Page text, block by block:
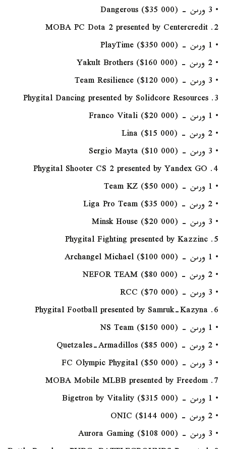
• 3 ورىن - Dangerous ($35 000)
2. MOBA PC Dota 2 presented by Centercredit
• 1 ورىن - PlayTime ($350 000)
• 2 ورىن - Yakult Brothers ($160 000)
• 3 ورىن - Team Resilience ($120 000)
3. Phygital Dancing presented by Solidcore Resources
• 1 ورىن - Franco Vitali ($20 000)
• 2 ورىن - Lina ($15 000)
• 3 ورىن - Sergio Mayta ($10 000)
4. Phygital Shooter CS 2 presented by Yandex GO
• 1 ورىن - Team KZ ($50 000)
• 2 ورىن - Liga Pro Team ($35 000)
• 3 ورىن - Minsk House ($20 000)
5. Phygital Fighting presented by Kazzinc
• 1 ورىن - Archangel Michael ($100 000)
• 2 ورىن - NEFOR TEAM ($80 000)
• 3 ورىن - RCC ($70 000)
6. Phygital Football presented by Samruk-Kazyna
• 1 ورىن - NS Team ($150 000)
• 2 ورىن - Quetzales-Armadillos ($85 000)
• 3 ورىن - FC Olympic Phygital ($50 000)
7. MOBA Mobile MLBB presented by Freedom
• 1 ورىن - Bigetron by Vitality ($315 000)
• 2 ورىن - ONIC ($144 000)
• 3 ورىن - Aurora Gaming ($108 000)